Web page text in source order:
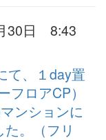
30日 8:43
て、１day置
ロアCP）
ンションに
。（フリ